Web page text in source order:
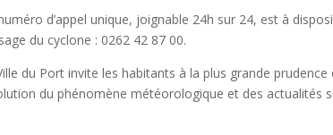
d’appel unique, joignable 24h sur 24, est à
du cyclone : 0262 42 87 00.
du Port invite les habitants à la plus grande
du phénomène météorologique et des actualités